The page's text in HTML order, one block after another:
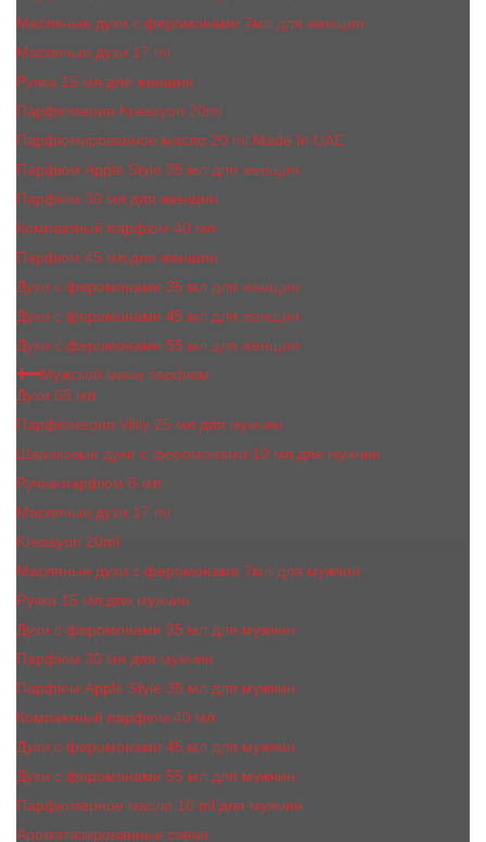
Масляные духи c феромонами 7мл для женщин
Масляные духи 17 ml
Ручка 15 мл для женщин
Парфюмерия Kreasyon 20ml
Парфюмированное масло 20 ml Made In UAE
Парфюм Apple Style 35 мл для женщин
Парфюм 30 мл для женщин
Компактный парфюм 40 мл
Парфюм 45 мл для женщин
Духи с феромонами 35 мл для женщин
Духи с феромонами 45 мл для женщин
Духи с феромонами 55 мл для женщин
Мужской мини парфюм
Духи 65 мл
Парфюмерия Vilily 25 мл для мужчин
Шариковые духи с феромонами 10 мл для мужчин
Ручка-парфюм 8 мл
Масляные духи 17 ml
Kreasyon 20ml
Масляные духи c феромонами 7мл для мужчин
Ручка 15 мл для мужчин
Духи с феромонами 35 мл для мужчин
Парфюм 30 мл для мужчин
Парфюм Apple Style 35 мл для мужчин
Компактный парфюм 40 мл
Духи с феромонами 45 мл для мужчин
Духи с феромонами 55 мл для мужчин
Парфюмерное масло 10 ml для мужчин
Ароматизированные свечи